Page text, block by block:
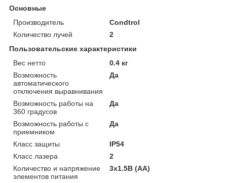
Основные
Производитель
Condtrol
Количество лучей
2
Пользовательские характеристики
Вес нетто
0.4 кг
Возможность
автоматического
отключения выравнивания
Да
Возможность работы на
360 градусов
Да
Возможность работы с
приемником
Да
Класс защиты
IP54
Класс лазера
2
Количество и напряжение
элементов питания
3x1.5В (AA)